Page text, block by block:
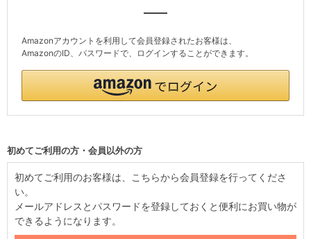
Amazonアカウントを利用して会員登録されたお客様は、
AmazonのID、パスワードで、ログインすることができます。
初めてご利用の方・会員以外の方
初めてご利用のお客様は、こちらから会員登録を行ってくださ
い。
メールアドレスとパスワードを登録しておくと便利にお買い物が
できるようになります。